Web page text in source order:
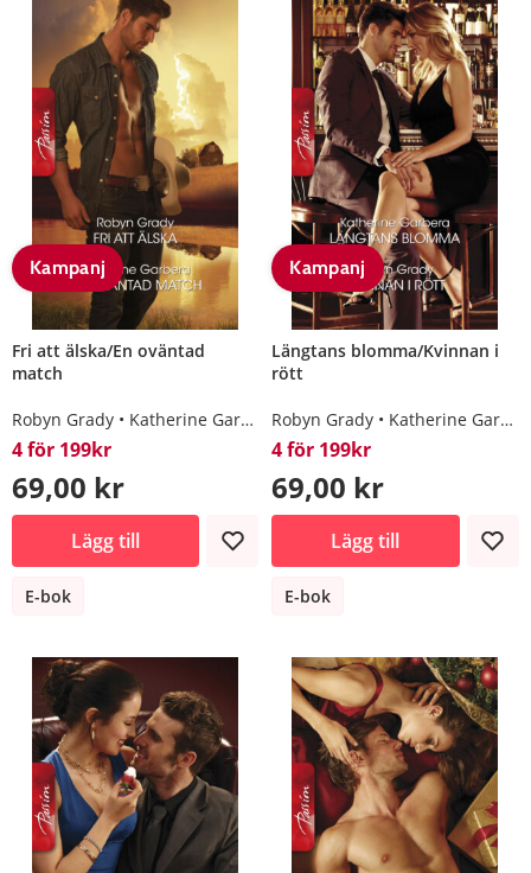
Kampanj
Fri att älska/En oväntad
match
Robyn Grady Katherine Garbera
4 för 199kr
69,00 kr
Lägg till
E-bok
Kampanj
Längtans blomma/Kvinnan i
rött
Robyn Grady Katherine Garbera
4 för 199kr
69,00 kr
Lägg till
E-bok